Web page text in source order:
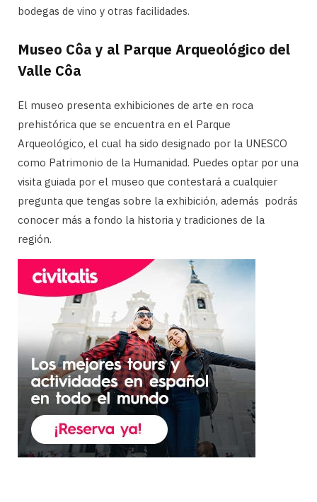
bodegas de vino y otras facilidades.
Museo Côa y al Parque Arqueológico del
Valle Côa
El museo presenta exhibiciones de arte en roca
prehistórica que se encuentra en el Parque
Arqueológico, el cual ha sido designado por la UNESCO
como Patrimonio de la Humanidad. Puedes optar por una
visita guiada por el museo que contestará a cualquier
pregunta que tengas sobre la exhibición, además podrás
conocer más a fondo la historia y tradiciones de la
región.